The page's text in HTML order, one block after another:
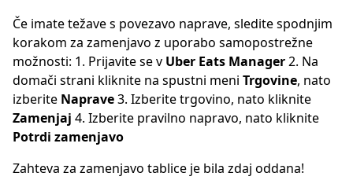
Če imate težave s povezavo naprave, sledite spodnjim
korakom za zamenjavo z uporabo samopostrežne
možnosti: 1. Prijavite se v Uber Eats Manager2. Na
domači strani kliknite na spustni meni Trgovine, nato
izberite Naprave3. Izberite trgovino, nato kliknite
Zamenjaj 4. Izberite pravilno napravo, nato kliknite
Potrdi zamenjavo
Zahteva za zamenjavo tablice je bila zdaj oddana!